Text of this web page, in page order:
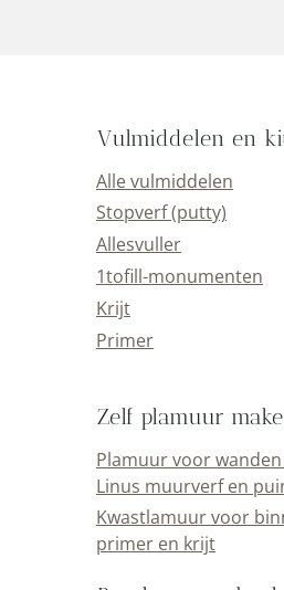
Vulmiddelen en
Alle vulmiddelen
Stopverf (putty)
Allesvuller
1tofill-monumenten
Krijt
Primer
Zelf plamuur
Plamuur voor
Linus muurverf en
Kwastlamuur voor
primer en krijt